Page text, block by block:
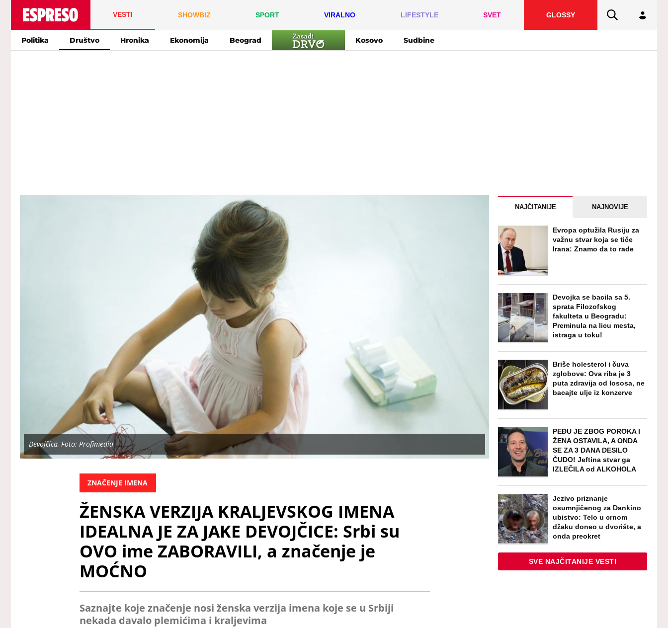
VESTI SHOWBIZ SPORT VIRALNO LIFESTYLE SVET GLOSSY
Politika Društvo Hronika Ekonomija Beograd Kosovo Sudbine
Devojčica, Foto: Profimedia
ZNAČENJE IMENA
ŽENSKA VERZIJA KRALJEVSKOG IMENA
IDEALNA JE ZA JAKE DEVOJČICE: Srbi su
OVO ime ZABORAVILI, a značenje je
MOĆNO
Saznajte koje značenje nosi ženska verzija imena koje se u Srbiji
nekada davalo plemićima i kraljevima
NAJČITANIJE NAJNOVIJE
Evropa optužila Rusiju za
važnu stvar koja se tiče
Irana: Znamo da to rade
Devojka se bacila sa 5.
sprata Filozofskog
fakulteta u Beogradu:
Preminula na licu mesta,
istraga u toku!
Briše holesterol i čuva
zglobove: Ova riba je 3
puta zdravija od lososa, ne
bacajte ulje iz konzerve
PEĐU JE ZBOG POROKA I
ŽENA OSTAVILA, A ONDA
SE ZA 3 DANA DESILO
ČUDO! Jeftina stvar ga
IZLEČILA od ALKOHOLA
Jezivo priznanje
osumnjičenog za Dankino
ubistvo: Telo u crnom
džaku doneo u dvorište, a
onda preokret
SVE NAJČITANIJE VESTI